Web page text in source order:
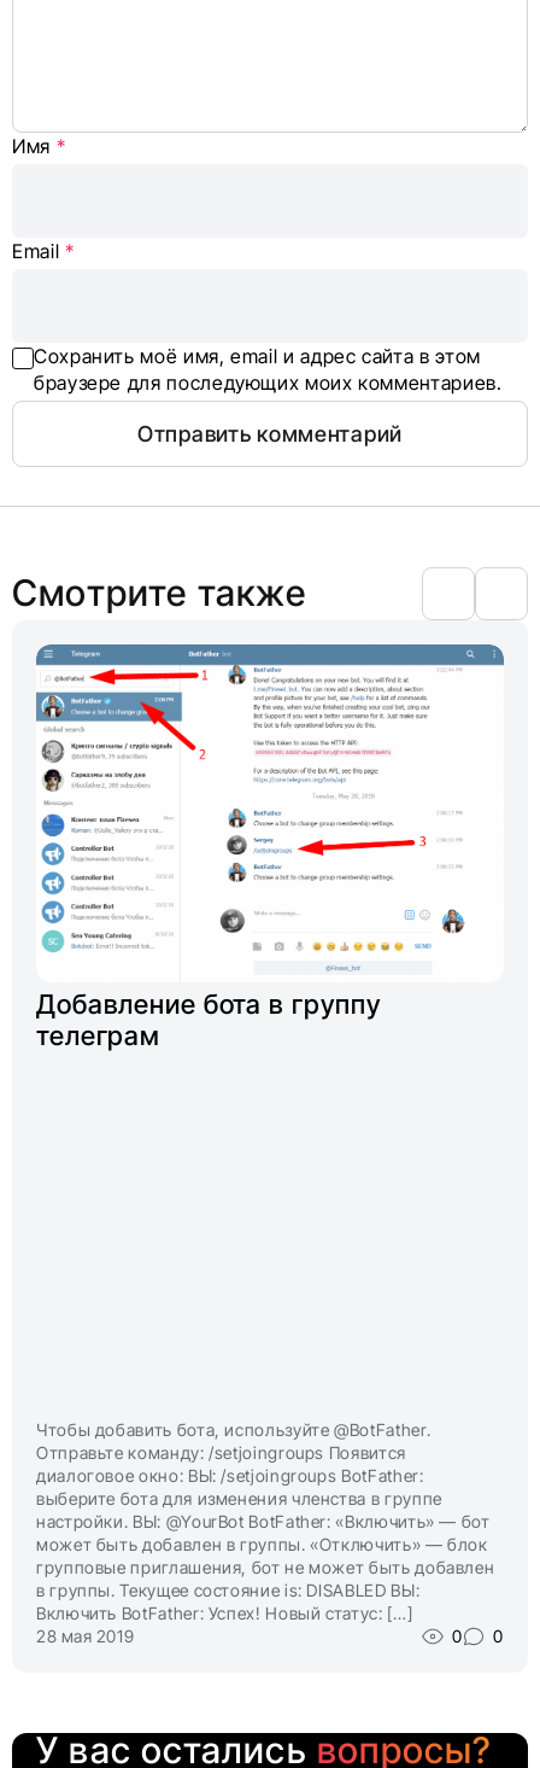
Имя *
Email *
Сохранить моё имя, email и адрес сайта в этом
браузере для последующих моих комментариев.
Смотрите также
Добавление бота в группу
телеграм
Чтобы добавить бота, используйте @BotFather.
Отправьте команду: /setjoingroups Появится
диалоговое окно: ВЫ: /setjoingroups BotFather:
выберите бота для изменения членства в группе
настройки. ВЫ: @YourBot BotFather: «Включить» — бот
может быть добавлен в группы. «Отключить» — блок
групповые приглашения, бот не может быть добавлен
в группы. Текущее состояние is: DISABLED ВЫ:
Включить BotFather: Успех! Новый статус: […]
28 мая 2019
0 0
У вас остались вопросы?